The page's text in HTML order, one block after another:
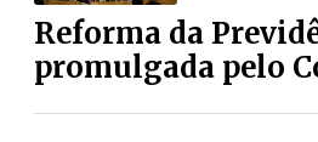
Reforma da
promulgada pelo